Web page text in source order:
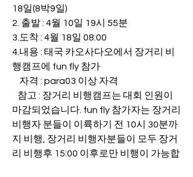
18일(8박9일)
2. 출발 : 4월 10일 19시 55분
3.도착 : 4월 18일 08:00
4.내용 : 태국 카오사다오에서 장거리 비
행캠프에 fun fly 참가
    자격 : para03 이상 자격
마감되었습니다. fun fly 참가자는 장거리
비행자 분들이 이륙하기 전 10시 30분까
지 비행, 장거리 비행자분들이 모두 장거
리 비행후 15:00 이후로만 비행이 가능합